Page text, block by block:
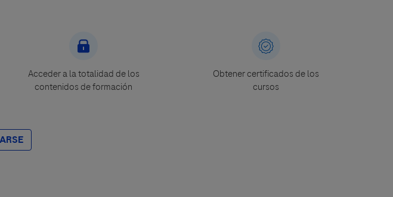
Acceder a la totalidad de los
contenidos de formación
Obtener certificados de los
cursos